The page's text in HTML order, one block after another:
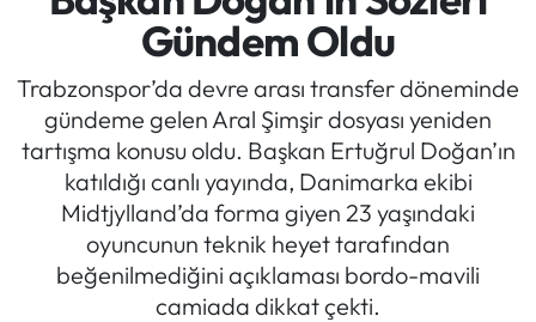
Gündem Oldu
Trabzonspor’da devre arası transfer döneminde
gündeme gelen Aral Şimşir dosyası yeniden
tartışma konusu oldu. Başkan Ertuğrul Doğan’ın
katıldığı canlı yayında, Danimarka ekibi
Midtjylland’da forma giyen 23 yaşındaki
oyuncunun teknik heyet tarafından
beğenilmediğini açıklaması bordo-mavili
camiada dikkat çekti.
Politika
Politik Kulis
Dünya
Magazin
Mektup Galeri
Tüm Manşetler
Son Dakika Haberleri
Haber Arşivi